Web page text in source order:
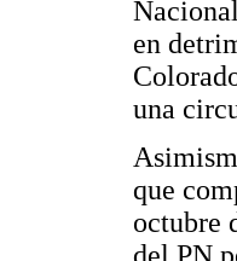
en
una
que
octubre